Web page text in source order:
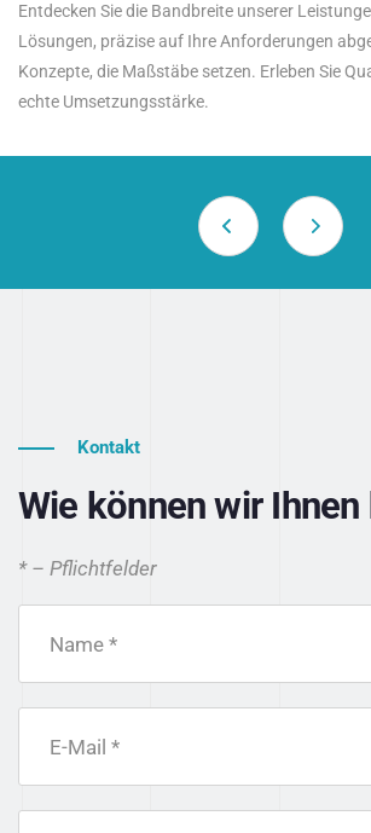
Entdecken Sie die Bandbreite unserer
Lösungen, präzise auf Ihre Anforderungen
Konzepte, die Maßstäbe setzen. Erleben Sie
echte Umsetzungsstärke.
Kontakt
Wie können wir Ihnen
* – Pflichtfelder
Name *
E-Mail *